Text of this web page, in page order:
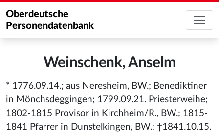
Oberdeutsche
Personendatenbank
Weinschenk, Anselm
* 1776.09.14.; aus Neresheim, BW.; Benediktiner
in Mönchsdeggingen; 1799.09.21. Priesterweihe;
1802-1815 Provisor in Kirchheim/R., BW.; 1815-
1841 Pfarrer in Dunstelkingen, BW.; †1841.10.15.